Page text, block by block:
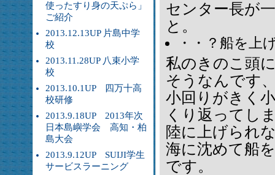
使ったすり身の天ぷら」
ご紹介
2013.12.13UP 片島中学
校
2013.11.28UP 八束小学
校
2013.10.1UP 四万十高
校研修
2013.9.18UP 2013年次
日本島嶼学会 高知・柏
島大会
2013.9.12UP SUIJI学生
サービスラーニング
センター長が
と。
・・？船を上
私のきのこ頭
そうなんです
小回りがきく
くり返ってし
陸に上げられ
海に沈めて船
です。